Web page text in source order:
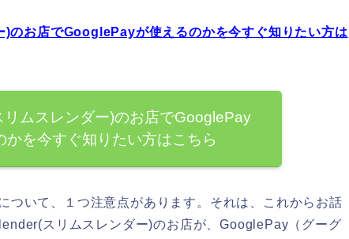
のお店でGooglePayが使えるのかを今すぐ知りたい方は
リムスレンダー)のお店でGooglePay
かを今すぐ知りたい方はこちら
ついて、１つ注意点があります。それは、これからお話
スリムスレンダー)のお店が、GooglePay（グーグ